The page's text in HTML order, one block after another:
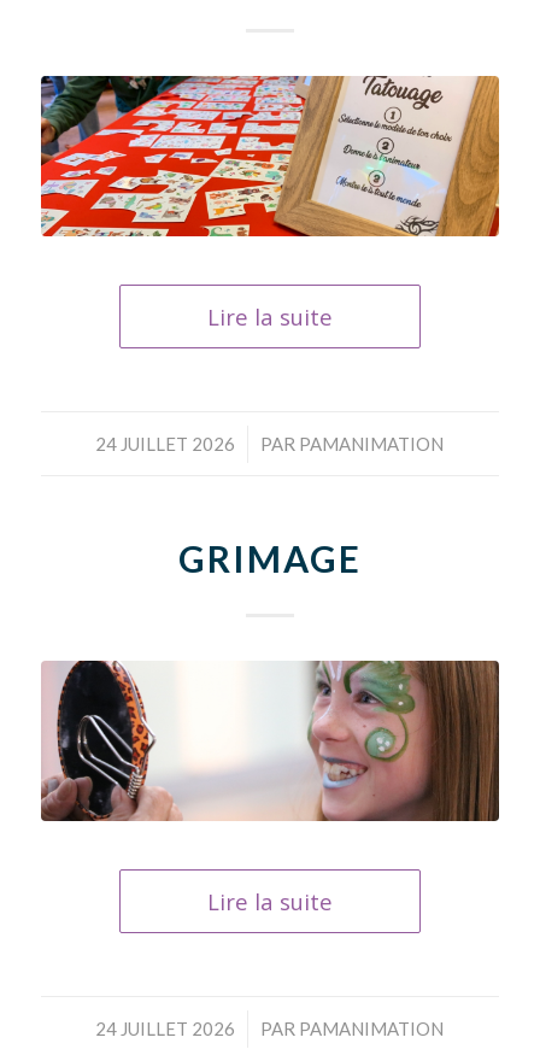
Lire la suite
24 JUILLET 2026
/ PAR PAMANIMATION
GRIMAGE
Lire la suite
24 JUILLET 2026
/ PAR PAMANIMATION